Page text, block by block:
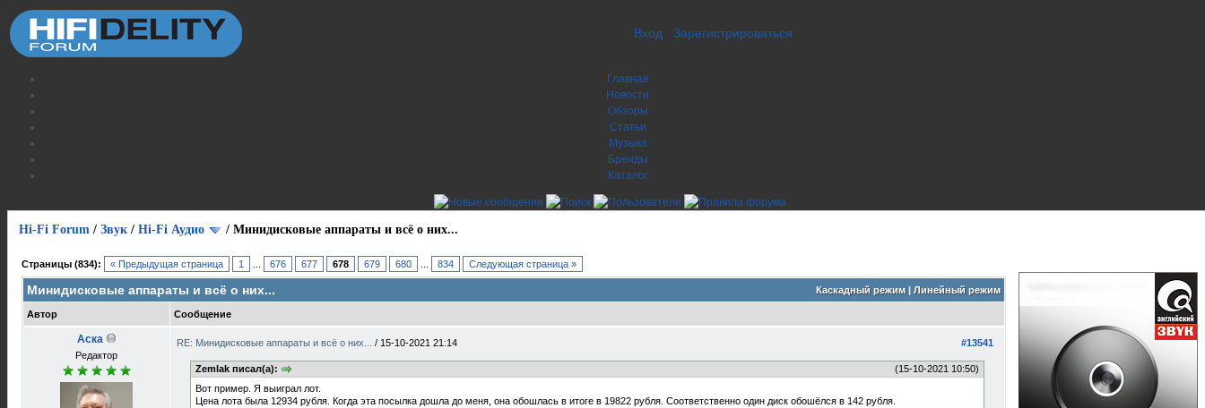
Вход Зарегистрироваться
Главная
Новости
Обзоры
Статьи
Музыка
Бренды
Каталог
Hi-Fi Forum / Звук / Hi-Fi Аудио / Минидисковые аппараты и всё о них...
Страницы (834): « Предыдущая страница 1 676 677 678 679 680 834 Следующая страница »
Каскадный режим| Линейный режим
Минидисковые аппараты и всё о них...
Автор Сообщение
Аска
Редактор
#13541
RE: Минидисковые аппараты и всё о них... / 15-10-2021 21:14
(15-10-2021 10:50)
Zemlak писал(а):
Вот пример. Я выиграл лот.
Цена лота была 12934 рубля. Когда эта посылка дошла до меня, она обошлась в итоге в 19822 рубля. Соответственно один диск обошёлся в 142 рубля.